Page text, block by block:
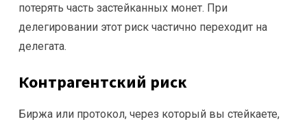
потерять часть застейканных монет. При
делегировании этот риск частично переходит на
делегата.
Контрагентский риск
Биржа или протокол, через который вы стейкаете,